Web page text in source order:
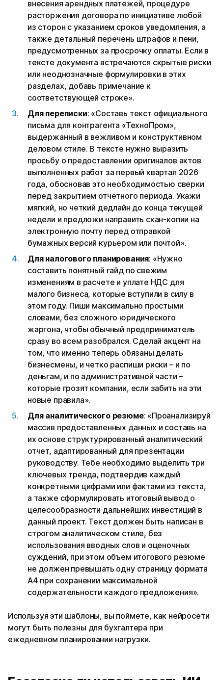
внесения арендных платежей, процедуре
расторжения договора по инициативе любой
из сторон с указанием сроков уведомления, а
также детальный перечень штрафов и пени,
предусмотренных за просрочку оплаты. Если в
тексте документа встречаются скрытые риски
или неоднозначные формулировки в этих
разделах, добавь примечание к
соответствующей строке».
Для переписки: «Составь текст официального
письма для контрагента «ТехноПром»,
выдержанный в вежливом и конструктивном
деловом стиле. В тексте нужно выразить
просьбу о предоставлении оригиналов актов
выполненных работ за первый квартал 2026
года, обосновав это необходимостью сверки
перед закрытием отчетного периода. Укажи
мягкий, но четкий дедлайн до конца текущей
недели и предложи направить скан-копии на
электронную почту перед отправкой
бумажных версий курьером или почтой».
Для налогового планирования: «Нужно
составить понятный гайд по свежим
изменениям в расчете и уплате НДС для
малого бизнеса, которые вступили в силу в
этом году. Пиши максимально простыми
словами, без сложного юридического
жаргона, чтобы обычный предприниматель
сразу во всем разобрался. Сделай акцент на
том, что именно теперь обязаны делать
бизнесмены, и четко распиши риски – и по
деньгам, и по административной части –
которые грозят компании, если забить на эти
новые правила».
Для аналитического резюме: «Проанализируй
массив предоставленных данных и составь на
их основе структурированный аналитический
отчет, адаптированный для презентации
руководству. Тебе необходимо выделить три
ключевых тренда, подтвердив каждый
конкретными цифрами или фактами из текста,
а также сформулировать итоговый вывод о
целесообразности дальнейших инвестиций в
данный проект. Текст должен быть написан в
строгом аналитическом стиле, без
использования вводных слов и оценочных
суждений, при этом объем итогового резюме
не должен превышать одну страницу формата
А4 при сохранении максимальной
содержательности каждого предложения».
Используя эти шаблоны, вы поймете, как нейросети
могут быть полезны для бухгалтера при
ежедневном планировании нагрузки.